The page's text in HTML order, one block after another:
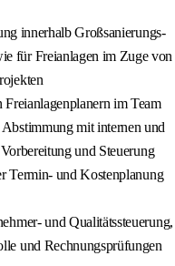
innerhalb Großsanierungs-
für Freianlagen im Zuge von
im Team
mit internen und
und Steuerung
Termin- und Kostenplanung
und Qualitätssteuerung,
und Rechnungsprüfungen